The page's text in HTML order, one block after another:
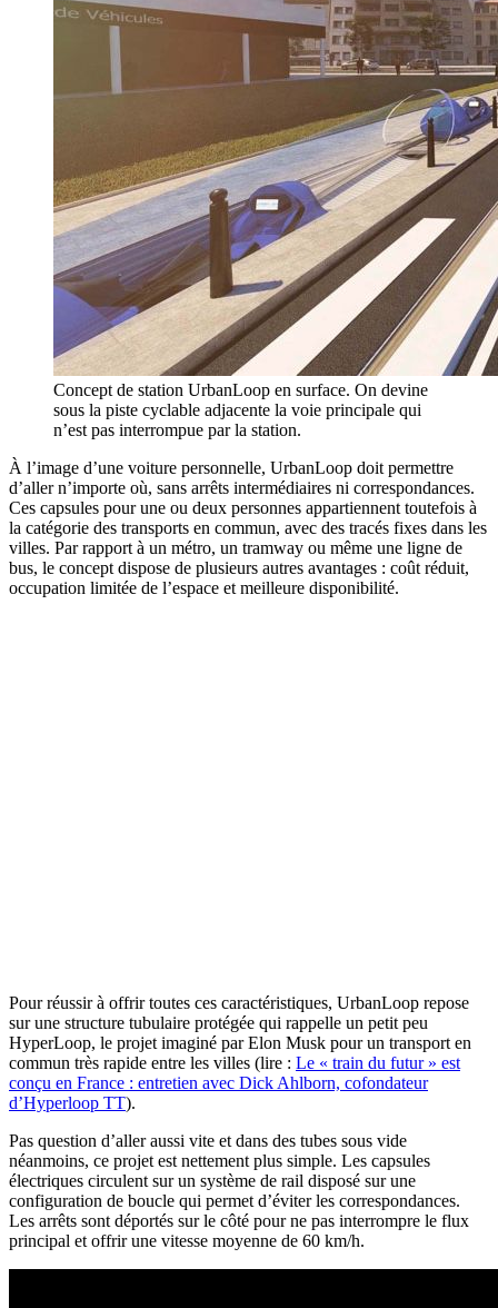
Concept de station UrbanLoop en surface. On devine
sous la piste cyclable adjacente la voie principale qui
n’est pas interrompue par la station.
À l’image d’une voiture personnelle, UrbanLoop doit permettre
d’aller n’importe où, sans arrêts intermédiaires ni correspondances.
Ces capsules pour une ou deux personnes appartiennent toutefois à
la catégorie des transports en commun, avec des tracés fixes dans les
villes. Par rapport à un métro, un tramway ou même une ligne de
bus, le concept dispose de plusieurs autres avantages : coût réduit,
occupation limitée de l’espace et meilleure disponibilité.
Pour réussir à offrir toutes ces caractéristiques, UrbanLoop repose
sur une structure tubulaire protégée qui rappelle un petit peu
HyperLoop, le projet imaginé par Elon Musk pour un transport en
commun très rapide entre les villes (lire : Le « train du futur » est
conçu en France : entretien avec Dick Ahlborn, cofondateur
d’Hyperloop TT).
Pas question d’aller aussi vite et dans des tubes sous vide
néanmoins, ce projet est nettement plus simple. Les capsules
électriques circulent sur un système de rail disposé sur une
configuration de boucle qui permet d’éviter les correspondances.
Les arrêts sont déportés sur le côté pour ne pas interrompre le flux
principal et offrir une vitesse moyenne de 60 km/h.